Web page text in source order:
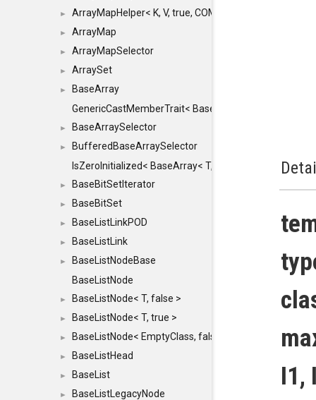
► ArrayMapHelper< K, V, true, COMPARE, ARRAY >
► ArrayMap
► ArrayMapSelector
► ArraySet
►
BaseArray
GenericCastMemberTrait< BaseArray< TO >,
► BaseArraySelector
►
BufferedBaseArraySelector
IsZeroInitialized< BaseArray< T, MINCHUNKSIZE,
► BaseBitSetIterator
► BaseBitSet
► BaseListLinkPOD
► BaseListLink
►
BaseListNodeBase
BaseListNode
► BaseListNode< T, false >
► BaseListNode< T, true >
► BaseListNode< EmptyClass, false >
► BaseListHead
► BaseList
► BaseListLegacyNode
I1,